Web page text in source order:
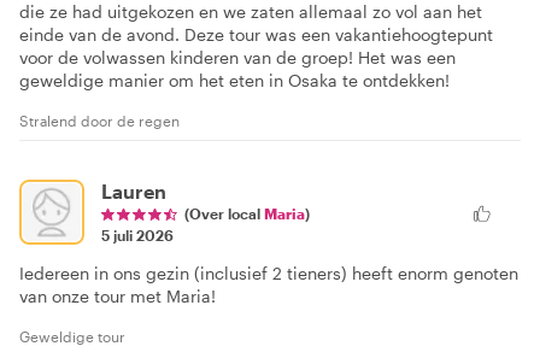
die ze had uitgekozen en we zaten allemaal zo vol aan het
einde van de avond. Deze tour was een vakantiehoogtepunt
voor de volwassen kinderen van de groep! Het was een
geweldige manier om het eten in Osaka te ontdekken!
Stralend door de regen
Lauren
(Over local Maria)
5 juli 2026
Iedereen in ons gezin (inclusief 2 tieners) heeft enorm genoten
van onze tour met Maria!
Geweldige tour